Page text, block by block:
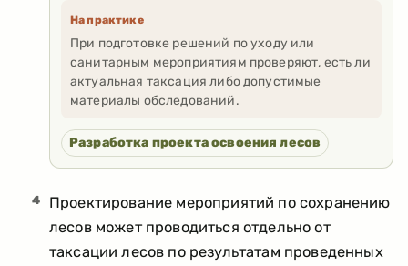
На практике
При подготовке решений по уходу или
санитарным мероприятиям проверяют, есть ли
актуальная таксация либо допустимые
материалы обследований.
Разработка проекта освоения лесов
4
Проектирование мероприятий по сохранению
лесов может проводиться отдельно от
таксации лесов по результатам проведенных